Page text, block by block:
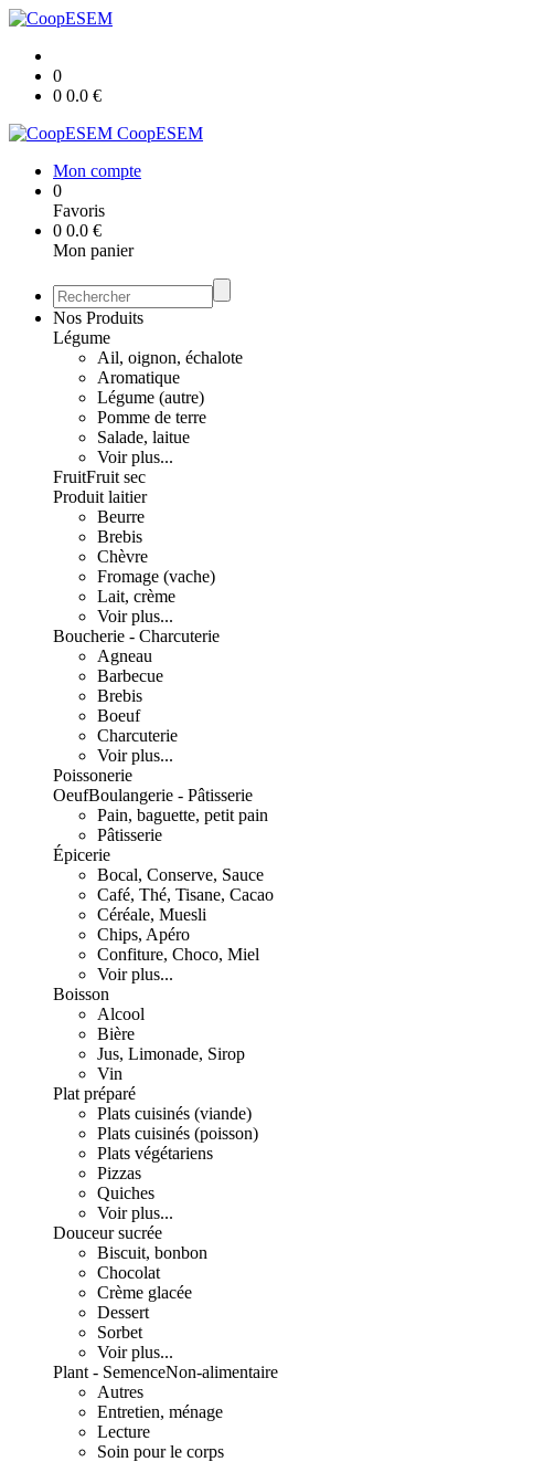
0
0 0.0 €
CoopESEM
Mon compte
0
Favoris
0 0.0 €
Mon panier
Nos Produits
Légume
Ail, oignon, échalote
Aromatique
Légume (autre)
Pomme de terre
Salade, laitue
Voir plus...
FruitFruit sec
Produit laitier
Beurre
Brebis
Chèvre
Fromage (vache)
Lait, crème
Voir plus...
Boucherie - Charcuterie
Agneau
Barbecue
Brebis
Boeuf
Charcuterie
Voir plus...
Poissonerie
OeufBoulangerie - Pâtisserie
Pain, baguette, petit pain
Pâtisserie
Épicerie
Bocal, Conserve, Sauce
Café, Thé, Tisane, Cacao
Céréale, Muesli
Chips, Apéro
Confiture, Choco, Miel
Voir plus...
Boisson
Alcool
Bière
Jus, Limonade, Sirop
Vin
Plat préparé
Plats cuisinés (viande)
Plats cuisinés (poisson)
Plats végétariens
Pizzas
Quiches
Voir plus...
Douceur sucrée
Biscuit, bonbon
Chocolat
Crème glacée
Dessert
Sorbet
Voir plus...
Plant - SemenceNon-alimentaire
Autres
Entretien, ménage
Lecture
Soin pour le corps